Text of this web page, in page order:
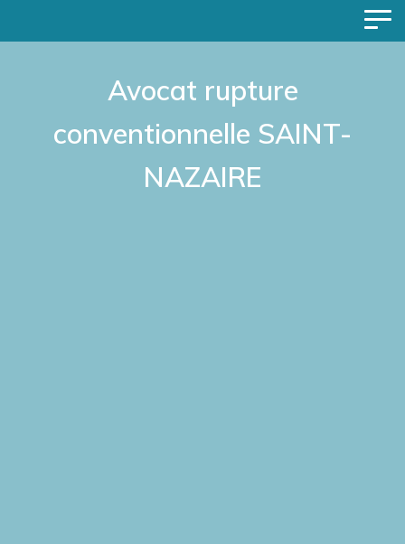
Avocat rupture
conventionnelle SAINT-
NAZAIRE